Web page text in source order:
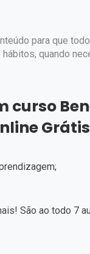
para que
quando
curso
São ao todo 7